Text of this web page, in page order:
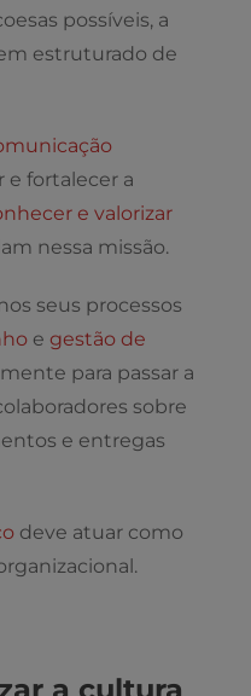
possíveis, a
estruturado de
e fortalecer a
e valorizar
nessa missão.
seus processos
e gestão de
para passar a
sobre
e entregas
deve atuar como